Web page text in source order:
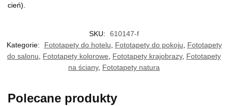
cień).
SKU:
610147-f
Kategorie:
Fototapety do hotelu Fototapety do pokoju
Fototapety
do salonu
Fototapety kolorowe Fototapety krajobrazy, Fototapety
na ściany, Fototapety natura
Polecane produkty